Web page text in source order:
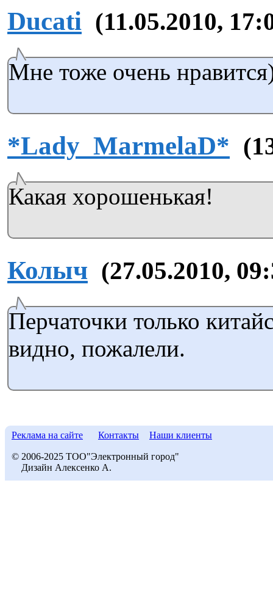
Ducati (11.05.2010,
Мне тоже очень
*Lady_MarmelaD*
Какая хорошенькая!
Колыч (27.05.2010,
Перчаточки только
видно, пожалели.
Реклама на сайте Контакты Наши клиенты
© 2006-2025 ТОО"Электронный город"
Дизайн Алексенко А.